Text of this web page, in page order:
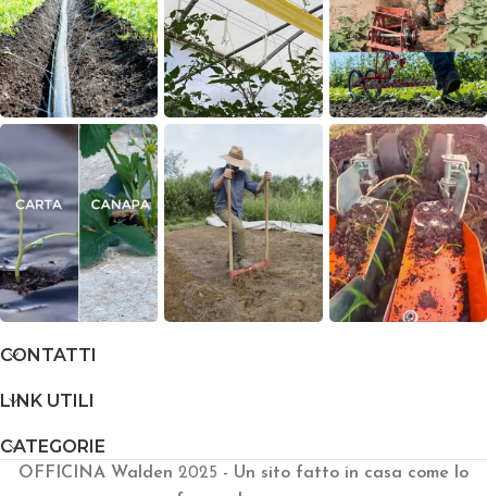
CONTATTI
LINK UTILI
CATEGORIE
OFFICINA Walden 2025 - Un sito fatto in casa come lo